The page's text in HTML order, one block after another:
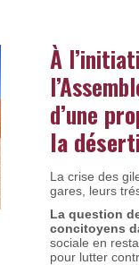
À
d’une
la
La crise des
gares, leurs
La question
concitoyens
sociale en
pour lutter